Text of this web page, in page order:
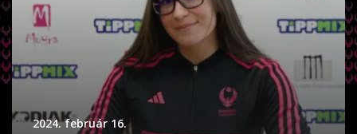
2024. február 16.